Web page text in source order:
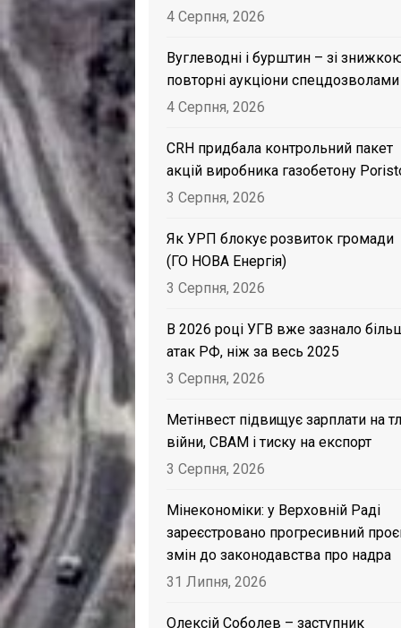
4 Серпня, 2026
Вуглеводні і бурштин – зі
повторні аукціони спецдозволами
4 Серпня, 2026
CRH придбала контрольний пакет
акцій виробника газобетону
3 Серпня, 2026
Як УРП блокує розвиток громади
(ГО НОВА Енергія)
3 Серпня, 2026
В 2026 році УГВ вже зазнало
атак РФ, ніж за весь 2025
3 Серпня, 2026
Метінвест підвищує зарплати на
війни, CBAM і тиску на експорт
3 Серпня, 2026
Мінекономіки: у Верховній Раді
зареєстровано прогресивний
змін до законодавства про надра
31 Липня, 2026
Олексій Соболев – заступник